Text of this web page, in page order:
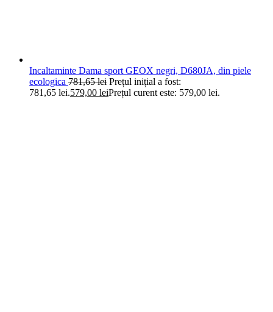
Incaltaminte Dama sport GEOX negri, D680JA, din piele
ecologica 781,65lei Prețul inițial a fost:
781,65 lei.579,00 leiPrețul curent este: 579,00 lei.